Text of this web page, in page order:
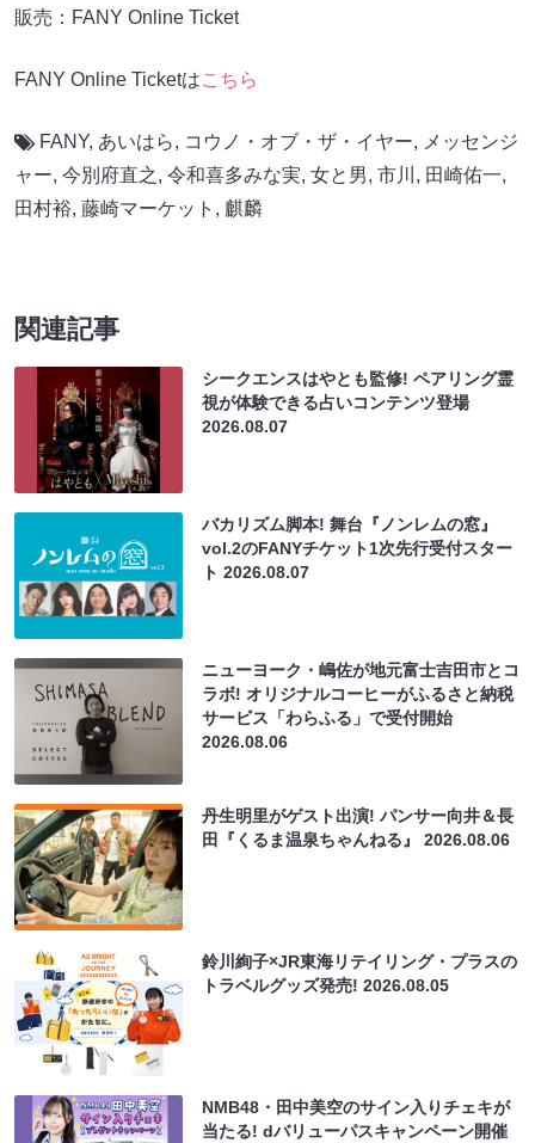
販売：FANY Online Ticket
FANY Online Ticketはこちら
FANY, あいはら, コウノ・オブ・ザ・イヤー, メッセンジ
ャー, 今別府直之, 令和喜多みな実, 女と男, 市川 , 田崎佑一,
田村裕, 藤崎マーケット , 麒麟
関連記事
シークエンスはやとも監修! ペアリング霊
視が体験できる占いコンテンツ登場
2026.08.07
バカリズム脚本! 舞台『ノンレムの窓』
vol.2のFANYチケット1次先行受付スター
ト2026.08.07
ニューヨーク・嶋佐が地元富士吉田市とコ
ラボ! オリジナルコーヒーがふるさと納税
サービス「わらふる」で受付開始
2026.08.06
丹生明里がゲスト出演! パンサー向井＆長
田『くるま温泉ちゃんねる』2026.08.06
鈴川絢子×JR東海リテイリング・プラスの
トラベルグッズ発売!2026.08.05
NMB48・田中美空のサイン入りチェキが
当たる! dバリューパスキャンペーン開催